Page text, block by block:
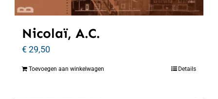
Nicolaï, A.C.
€29,50
Toevoegen aan winkelwagen Details